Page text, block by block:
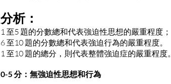
分析：
1 至5 題的分數總和代表強迫性思想的嚴重程度；
6 至10 題的分數總和代表強迫行為的嚴重程度。
1 至10 題的總分，則代表整體強迫症的嚴重程度。
0-5 分：無強迫性思想和行為